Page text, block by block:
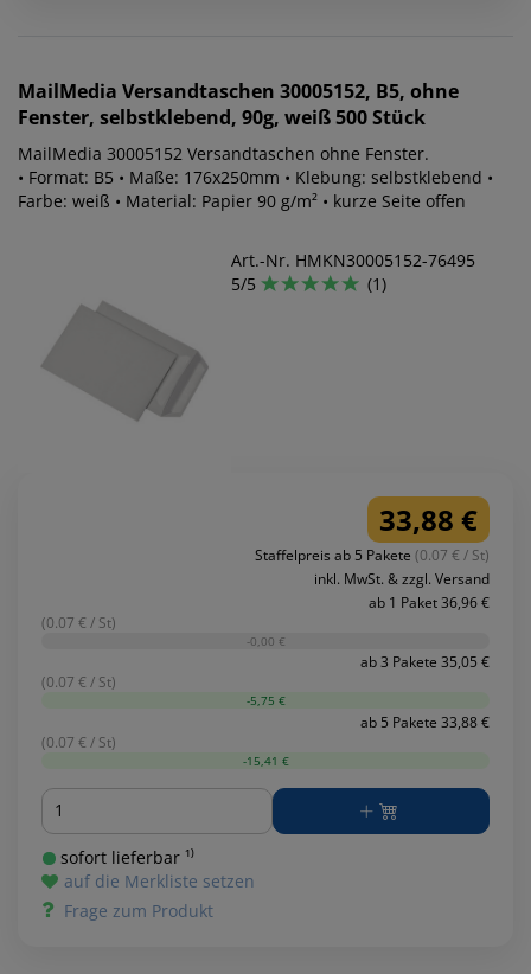
MailMedia Versandtaschen 30005152, B5, ohne
Fenster, selbstklebend, 90g, weiß 500 Stück
MailMedia 30005152 Versandtaschen ohne Fenster.
• Format: B5 • Maße: 176x250mm • Klebung: selbstklebend •
Farbe: weiß • Material: Papier 90 g/m² • kurze Seite offen
Art.-Nr. HMKN30005152-76495
5/5
(1)
33,88 €
Staffelpreis ab 5 Pakete (0.07 € / St)
inkl. MwSt. & zzgl. Versand
ab 1 Paket 36,96 €
(0.07 € / St)
-0,00 €
ab 3 Pakete 35,05 €
(0.07 € / St)
-5,75 €
ab 5 Pakete 33,88 €
(0.07 € / St)
-15,41 €
Menge
sofort lieferbar ¹⁾
auf die Merkliste setzen
Frage zum Produkt